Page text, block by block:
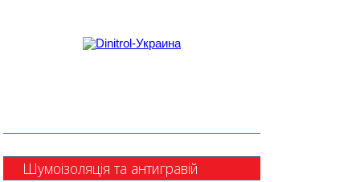
Шумоізоляція та антигравій